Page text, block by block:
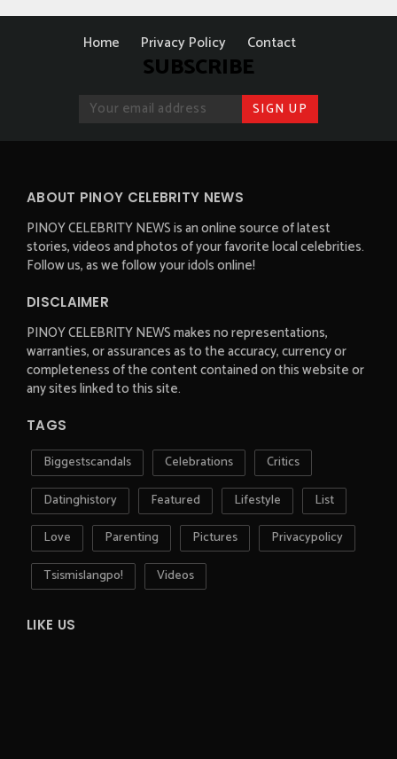
Home Privacy Policy Contact
SUBSCRIBE
ABOUT PINOY CELEBRITY NEWS
PINOY CELEBRITY NEWS is an online source of latest
stories, videos and photos of your favorite local celebrities.
Follow us, as we follow your idols online!
DISCLAIMER
PINOY CELEBRITY NEWS makes no representations,
warranties, or assurances as to the accuracy, currency or
completeness of the content contained on this website or
any sites linked to this site.
TAGS
Biggestscandals Celebrations
Critics
Datinghistory
Featured Lifestyle
List
Love
Parenting Pictures
Privacypolicy
Tsismislangpo!
Videos
LIKE US